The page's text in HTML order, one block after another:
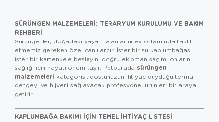
SÜRÜNGEN MALZEMELERI: TERARYUM KURULUMU VE BAKIM
REHBERI
Sürüngenler, doğadaki yaşam alanlarını ev ortamında taklit
etmemiz gereken özel canlılardır. İster bir su kaplumbağası
ister bir kertenkele besleyin; doğru ekipman seçimi onların
sağlığı için hayati önem taşır. Petburada sürüngen
malzemeleri kategorisi, dostunuzun ihtiyaç duyduğu termal
dengeyi ve hijyeni sağlayacak profesyonel ürünleri bir araya
getirir.
KAPLUMBAĞA BAKIMI İÇIN TEMEL İHTIYAÇ LISTESI